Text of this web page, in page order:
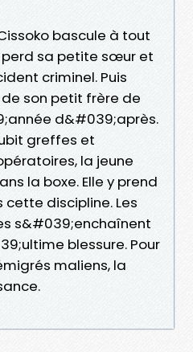
bascule à tout
perd sa petite sœur et
criminel. Puis
son petit frère de
d&#039;après.
greffes et
la jeune
la boxe. Elle y prend
discipline. Les
s&#039;enchaînent
blessure. Pour
maliens, la